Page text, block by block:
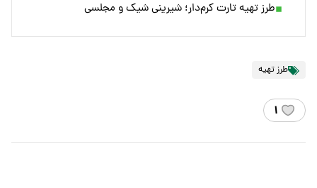
طرز تهیه تارت کرم‌دار؛ شیرینی شیک و مجلسی
طرز تهیه
۱